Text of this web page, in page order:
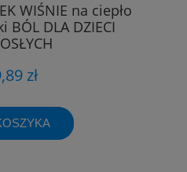
WIŚNIE na ciepło
BÓL DLA DZIECI
zł